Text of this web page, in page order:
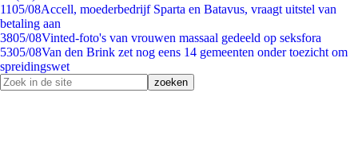
1105/08Accell, moederbedrijf Sparta en Batavus, vraagt uitstel van
betaling aan
3805/08Vinted-foto's van vrouwen massaal gedeeld op seksfora
5305/08Van den Brink zet nog eens 14 gemeenten onder toezicht om
spreidingswet